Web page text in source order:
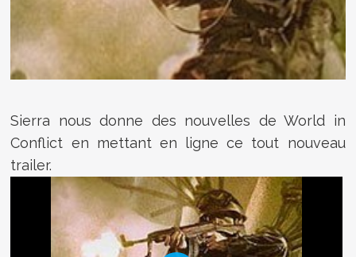
Sierra nous donne des nouvelles de World in
Conflict en mettant en ligne ce tout nouveau
trailer.